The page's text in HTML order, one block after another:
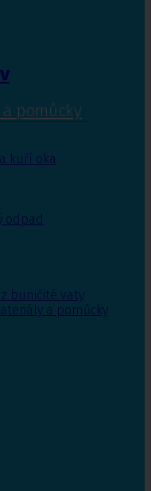
pomůcky
kuří oka
odpad
buničité vaty
a pomůcky